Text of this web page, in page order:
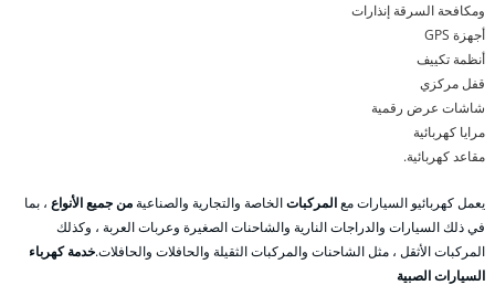
ومكافحة السرقة إنذارات
أجهزة GPS
أنظمة تكييف
قفل مركزي
شاشات عرض رقمية
مرايا كهربائية
مقاعد كهربائية.
يعمل كهربائيو السيارات معالمركباتالخاصة والتجارية والصناعيةمن جميع الأنواع ، بما
في ذلك السيارات والدراجات النارية والشاحنات الصغيرة وعربات العربة ، وكذلك
المركبات الأثقل ، مثل الشاحنات والمركبات الثقيلة والحافلات والحافلات.خدمة كهرباء
السيارات الصبية